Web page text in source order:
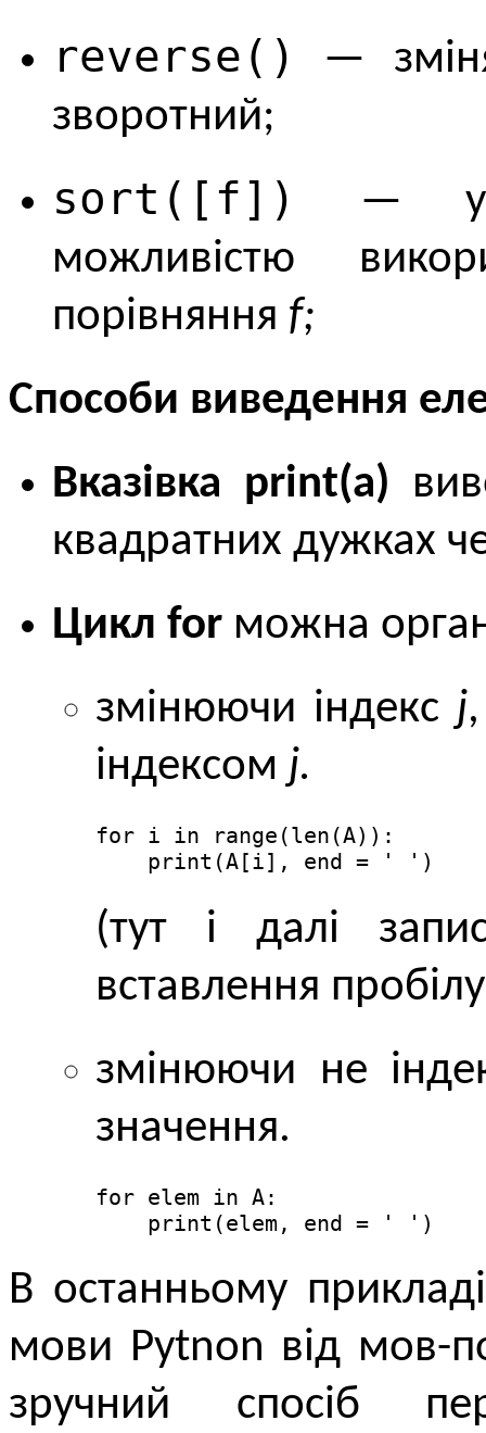
reverse()
—
зворотний;
sort([f])
—
можливістю
порівняння f;
Способи виведення
Вказівка print(a)
квадратних дужках
Цикл for можна
змінюючи індекс j
індексом j.
for i in range(len(A)):
    print(A[i], end = ' ')
(тут і далі
вставлення
змінюючи не
значення.
for elem in A:
    print(elem, end = ' ')
В останньому
мови Pytnon від мов-
зручний спосіб